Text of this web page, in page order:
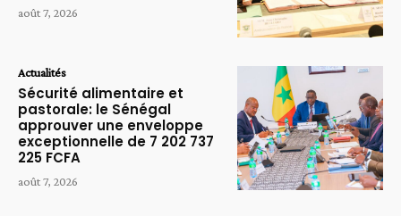
août 7, 2026
Actualités
Sécurité alimentaire et
pastorale: le Sénégal
approuver une enveloppe
exceptionnelle de 7 202 737
225 FCFA
août 7, 2026